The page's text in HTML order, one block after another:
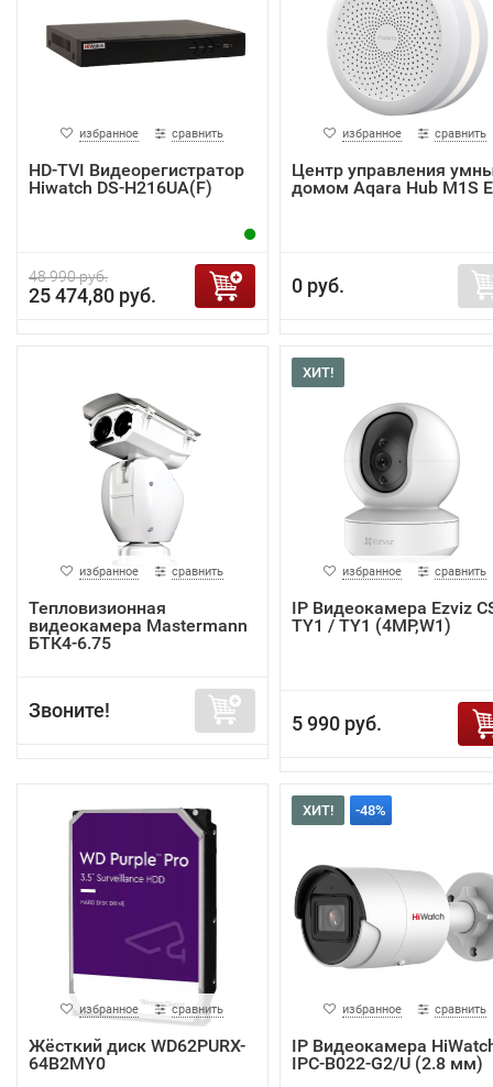
избранное сравнить
HD-TVI Видеорегистратор
Hiwatch DS-H216UA(F)
48 990 руб.
25 474,80 руб.
избранное сравнить
Центр управления
домом Aqara Hub M1S
0 руб.
избранное сравнить
Тепловизионная
видеокамера Mastermann
БТК4-6.75
Звоните!
ХИТ!
избранное сравнить
IP Видеокамера Ezviz
TY1 / TY1 (4MP,W1)
5 990 руб.
избранное сравнить
Жёсткий диск WD62PURX-
64B2MY0
ХИТ! -48%
избранное сравнить
IP Видеокамера
IPC-B022-G2/U (2.8 мм)